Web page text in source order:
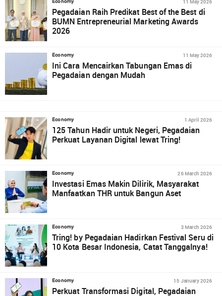
Economy 11 May 2026
Pegadaian Raih Predikat Best of the Best di
BUMN Entrepreneurial Marketing Awards
2026
Economy 11 May 2026
Ini Cara Mencairkan Tabungan Emas di
Pegadaian dengan Mudah
Economy 1 April 2026
125 Tahun Hadir untuk Negeri, Pegadaian
Perkuat Layanan Digital lewat Tring!
Economy 26 March 2026
Investasi Emas Makin Dilirik, Masyarakat
Manfaatkan THR untuk Bangun Aset
Economy 3 March 2026
Tring! by Pegadaian Hadirkan Festival Seru di
10 Kota Besar Indonesia, Catat Tanggalnya!
Economy 15 January 2026
Perkuat Transformasi Digital, Pegadaian